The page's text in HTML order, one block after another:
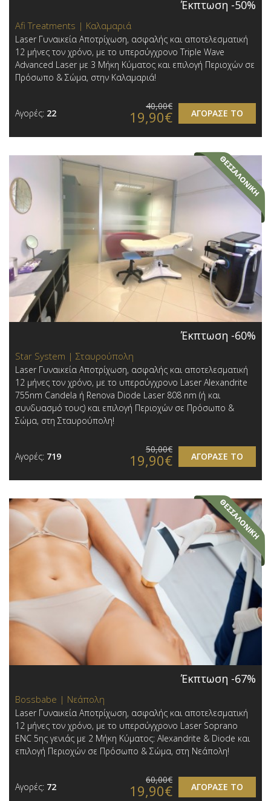
Έκπτωση -50%
Afi Treatments | Καλαμαριά
Laser Γυναικεία Αποτρίχωση, ασφαλής και αποτελεσματική
12 μήνες τον χρόνο, με το υπερσύγχρονο Triple Wave
Advanced Laser με 3 Μήκη Κύματος και επιλογή Περιοχών σε
Πρόσωπο & Σώμα, στην Καλαμαριά!
Αγορές: 22 ΑΓΟΡΑΣΕ ΤΟ
40,00€
19,90€
Έκπτωση -60%
Star System | Σταυρούπολη
Laser Γυναικεία Αποτρίχωση, ασφαλής και αποτελεσματική
12 μήνες τον χρόνο, με το υπερσύγχρονο Laser Alexandrite
755nm Candela ή Renova Diode Laser 808 nm (ή και
συνδυασμό τους) και επιλογή Περιοχών σε Πρόσωπο &
Σώμα, στη Σταυρούπολη!
Αγορές: 719 ΑΓΟΡΑΣΕ ΤΟ
50,00€
19,90€
Έκπτωση -67%
Bossbabe | Νεάπολη
Laser Γυναικεία Αποτρίχωση, ασφαλής και αποτελεσματική
12 μήνες τον χρόνο, με το υπερσύγχρονο Laser Soprano
ENC 5ης γενιάς με 2 Μήκη Κύματος: Alexandrite & Diode και
επιλογή Περιοχών σε Πρόσωπο & Σώμα, στη Νεάπολη!
Αγορές: 72 ΑΓΟΡΑΣΕ ΤΟ
60,00€
19,90€